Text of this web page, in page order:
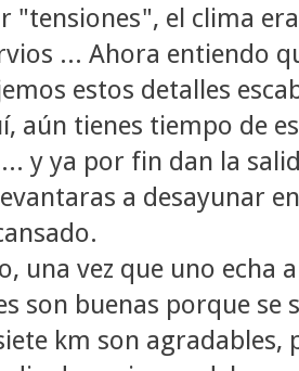
"tensiones", el clima
... Ahora entiendo
estos detalles
aún tienes tiempo de
y ya por fin dan la
a desayunar
una vez que uno echa
son buenas porque se
km son